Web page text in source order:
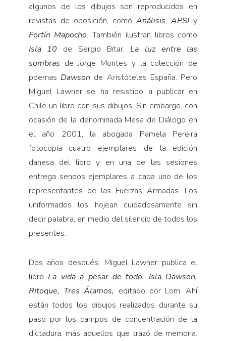
algunos de los dibujos son reproducidos en
revistas de oposición, comoAnálisis,APSIy
Fortín Mapocho. También ilustran libros como
Isla 10 de Sergio Bitar, La luz entre las
sombras de Jorge Montes y la colección de
poemas Dawson de Aristóteles España. Pero
Miguel Lawner se ha resistido a publicar en
Chile un libro con sus dibujos. Sin embargo, con
ocasión de la denominada Mesa de Diálogo en
el año 2001, la abogada Pamela Pereira
fotocopia cuatro ejemplares de la edición
danesa del libro y en una de las sesiones
entrega sendos ejemplares a cada uno de los
representantes de las Fuerzas Armadas. Los
uniformados los hojean cuidadosamente sin
decir palabra, en medio del silencio de todos los
presentes.
Dos años después, Miguel Lawner publica el
libro La vida a pesar de todo. Isla Dawson,
Ritoque, Tres Álamos, editado por Lom. Ahí
están todos los dibujos realizados durante su
paso por los campos de concentración de la
dictadura, más aquellos que trazó de memoria.